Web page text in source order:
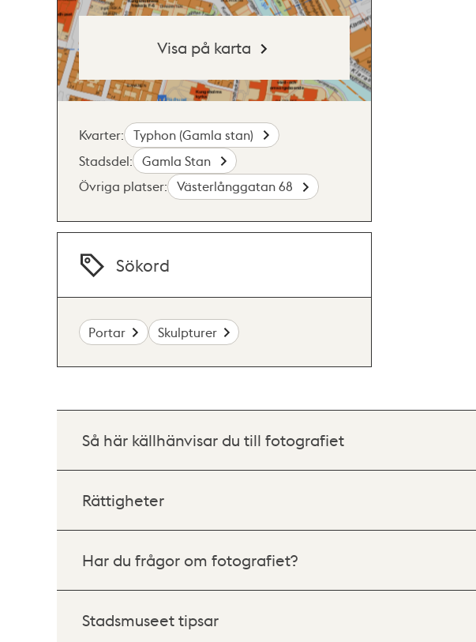
Visa på karta
Kvarter:
Typhon (Gamla stan)
Stadsdel:
Gamla Stan
Övriga platser:
Västerlånggatan 68
Sökord
Portar Skulpturer
Så här källhänvisar du till fotografiet
Rättigheter
Har du frågor om fotografiet?
Stadsmuseet tipsar